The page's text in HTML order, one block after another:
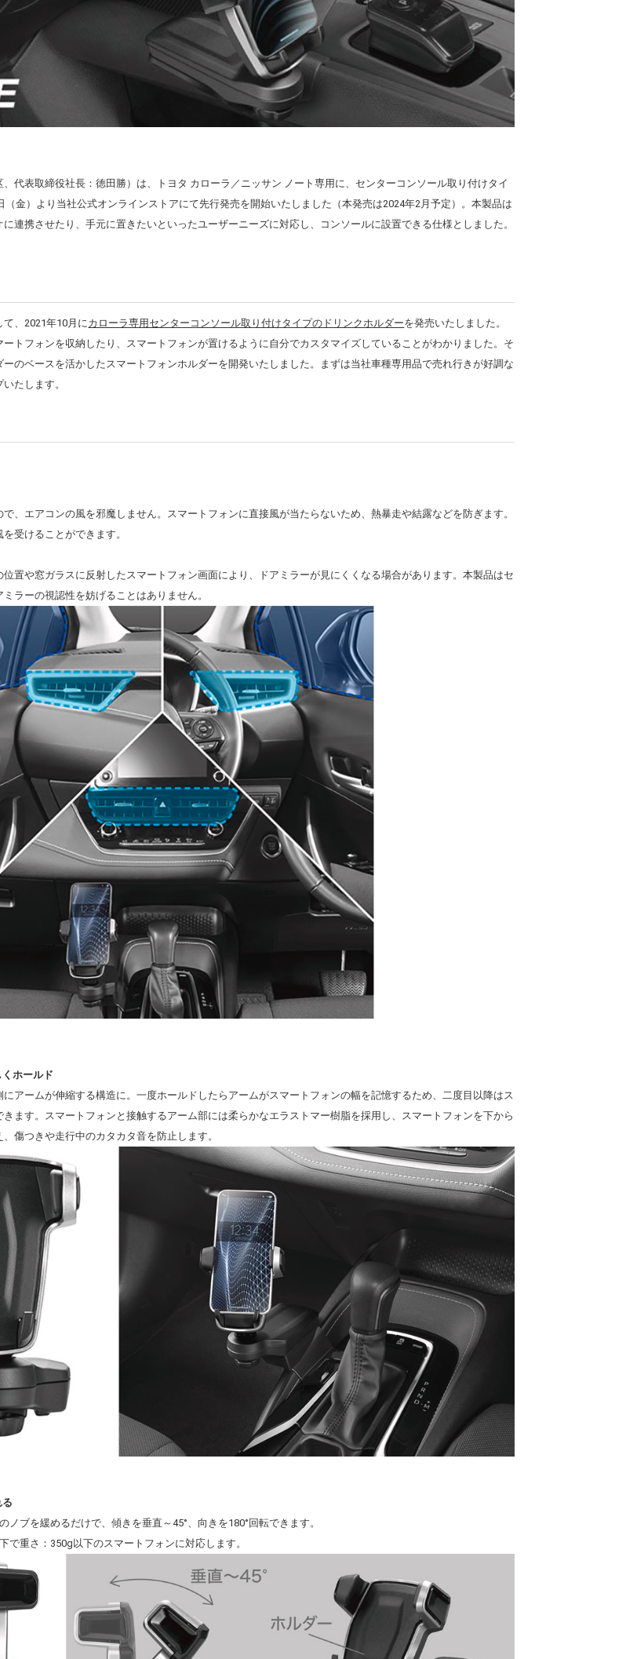
代表取締役社長：徳田勝）は、トヨタ カローラ／ニッサン ノート専用に、センターコンソール取り付けタイ
金）より当社公式オンラインストアにて先行発売を開始いたしました（本発売は2024年2月予定）。本製品は
連携させたり、手元に置きたいといったユーザーニーズに対応し、コンソールに設置できる仕様としました。
、2021年10月に カローラ専用センターコンソール取り付けタイプのドリンクホルダーを発売いたしました。
トフォンを収納したり、スマートフォンが置けるように自分でカスタマイズしていることがわかりました。そ
のベースを活かしたスマートフォンホルダーを開発いたしました。まずは当社車種専用品で売れ行きが好調な
たします。
、エアコンの風を邪魔しません。スマートフォンに直接風が当たらないため、熱暴走や結露などを防ぎます。
受けることができます。
置や窓ガラスに反射したスマートフォン画面により、ドアミラーが見にくくなる場合があります。本製品はセ
ラーの視認性を妨げることはありません。
ホールド
アームが伸縮する構造に。一度ホールドしたらアームがスマートフォンの幅を記憶するため、二度目以降はス
ます。スマートフォンと接触するアーム部には柔らかなエラストマー樹脂を採用し、スマートフォンを下から
傷つきや走行中のカタカタ音を防止します。
ブを緩めるだけで、傾きを垂直～45°、向きを180°回転できます。
で重さ：350g以下のスマートフォンに対応します。